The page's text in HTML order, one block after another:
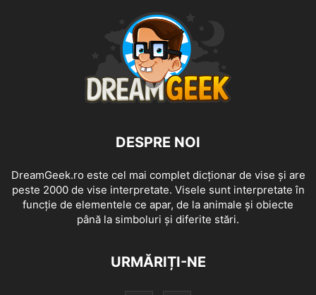
DESPRE NOI
DreamGeek.ro este cel mai complet dicționar de vise și are
peste 2000 de vise interpretate. Visele sunt interpretate în
funcție de elementele ce apar, de la animale și obiecte
până la simboluri și diferite stări.
URMĂRIȚI-NE